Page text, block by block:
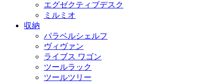
エグゼクティブデスク
ミルミオ
収納
パラベルシェルフ
ヴィヴァン
ライブス ワゴン
ツールラック
ツールツリー